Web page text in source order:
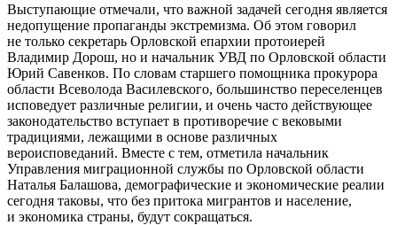
Выступающие отмечали, что важной задачей сегодня является
недопущение пропаганды экстремизма. Об этом говорил
не только секретарь Орловской епархии протоиерей
Владимир Дорош, но и начальник УВД по Орловской области
Юрий Савенков. По словам старшего помощника прокурора
области Всеволода Василевского, большинство переселенцев
исповедует различные религии, и очень часто действующее
законодательство вступает в противоречие с вековыми
традициями, лежащими в основе различных
вероисповеданий. Вместе с тем, отметила начальник
Управления миграционной службы по Орловской области
Наталья Балашова, демографические и экономические реалии
сегодня таковы, что без притока мигрантов и население,
и экономика страны, будут сокращаться.